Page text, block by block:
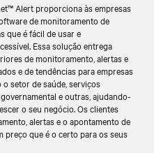
Alert proporciona às empresas
de monitoramento de
que é fácil de usar e
Essa solução entrega
de monitoramento, alertas e
e de tendências para empresas
setor de saúde, serviços
e outras, ajudando-
o seu negócio. Os clientes
alertas e o apontamento de
preço que é o certo para os seus